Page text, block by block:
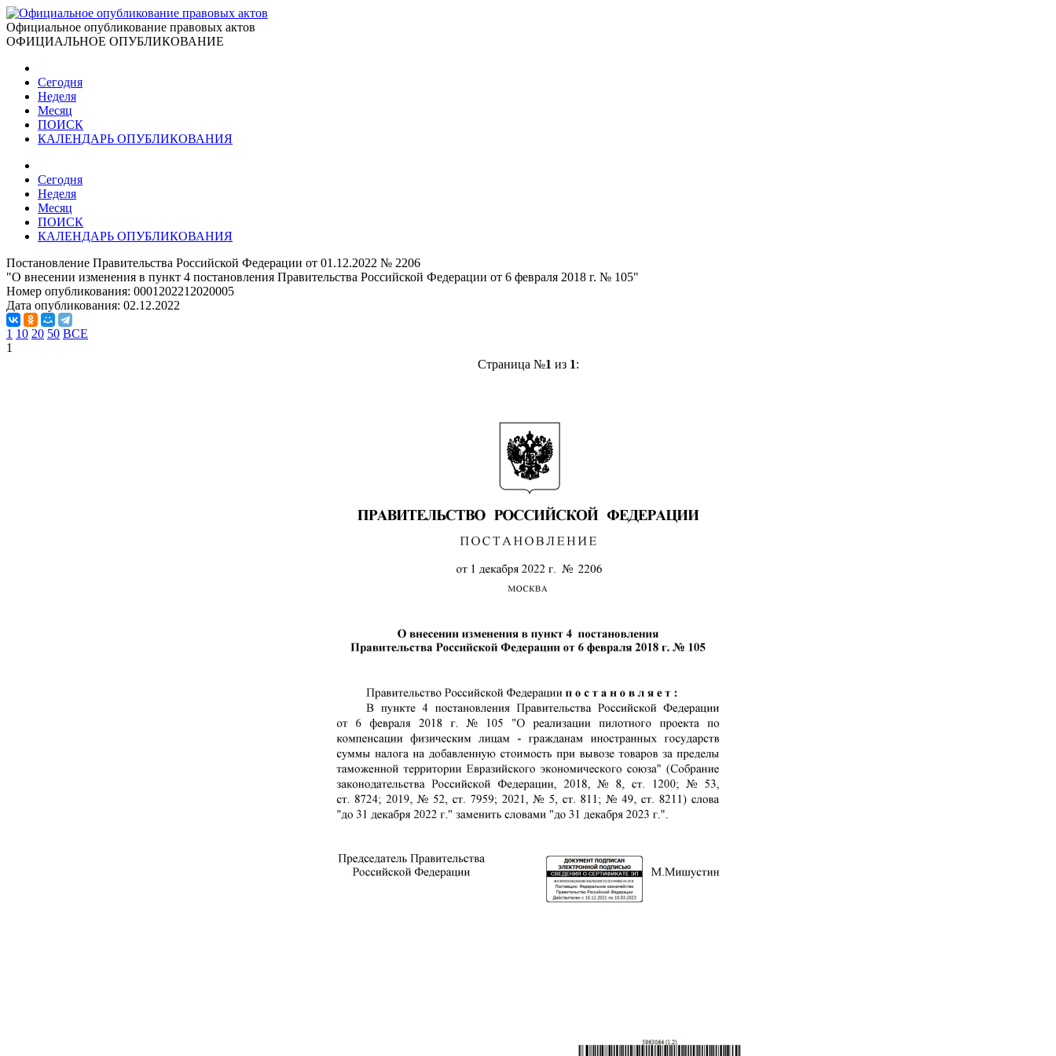
Официальное опубликование правовых актов
ОФИЦИАЛЬНОЕ ОПУБЛИКОВАНИЕ
Сегодня
Неделя
Месяц
ПОИСК
КАЛЕНДАРЬ ОПУБЛИКОВАНИЯ
Сегодня
Неделя
Месяц
ПОИСК
КАЛЕНДАРЬ ОПУБЛИКОВАНИЯ
Постановление Правительства Российской Федерации от 01.12.2022 № 2206
"О внесении изменения в пункт 4 постановления Правительства Российской Федерации от 6 февраля 2018 г. № 105"
Номер опубликования: 0001202212020005
Дата опубликования: 02.12.2022
1 10 20 50 ВСЕ
1
Страница №1 из 1: